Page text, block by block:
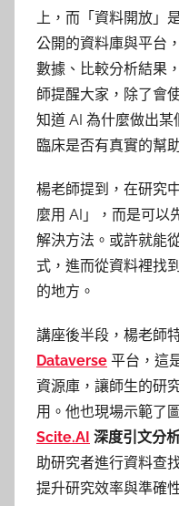
上，而「資料開放」
公開的資料庫與平台
數據、比較分析結果
師提醒大家，除了會
知道 AI 為什麼做出
臨床是否有真實的幫
楊老師提到，在研究
麼用 AI」，而是可以
解決方法。或許就能
式，進而從資料裡找
的地方。
講座後半段，楊老師
Dataverse 平台，這
資源庫，讓師生的研
用。他也現場示範了
Scite.AI 深度引文分
助研究者進行資料查
提升研究效率與準確